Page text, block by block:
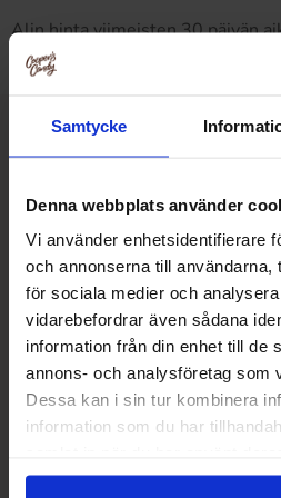
Samtycke
Denna webbplats använder
Vi använder enhetsidentifierare
och annonserna till användarna,
för sociala medier och
vidarebefordrar även sådana
information från din enhet till de
annons- och analysföretag som
Dessa kan i sin tur kombinera
information som du har
Alin hinta viimeisten 30 päivän
08-09 )
Muut
-13%